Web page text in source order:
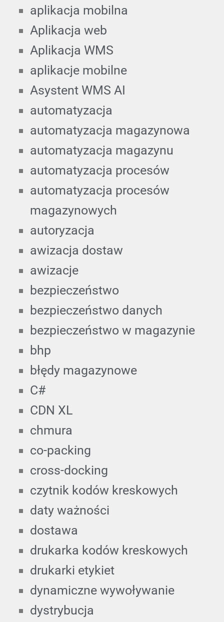
aplikacja mobilna
Aplikacja web
Aplikacja WMS
aplikacje mobilne
Asystent WMS AI
automatyzacja
automatyzacja magazynowa
automatyzacja magazynu
automatyzacja procesów
automatyzacja procesów
magazynowych
autoryzacja
awizacja dostaw
awizacje
bezpieczeństwo
bezpieczeństwo danych
bezpieczeństwo w magazynie
bhp
błędy magazynowe
C#
CDN XL
chmura
co-packing
cross-docking
czytnik kodów kreskowych
daty ważności
dostawa
drukarka kodów kreskowych
drukarki etykiet
dynamiczne wywoływanie
dystrybucja